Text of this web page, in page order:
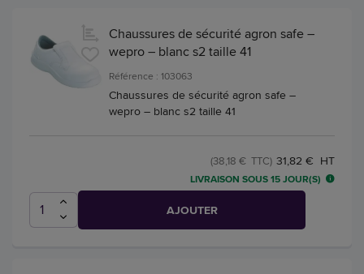
Chaussures de sécurité agron safe –
wepro – blanc s2 taille 41
Référence : 103063
Chaussures de sécurité agron safe –
wepro – blanc s2 taille 41
31,82 € HT
(38,18 € TTC)
LIVRAISON SOUS 15 JOUR(S)
AJOUTER